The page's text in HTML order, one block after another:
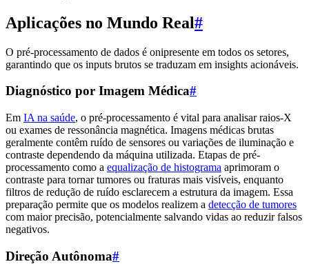
Aplicações no Mundo Real#
O pré-processamento de dados é onipresente em todos os setores,
garantindo que os inputs brutos se traduzam em insights acionáveis.
Diagnóstico por Imagem Médica#
Em IA na saúde, o pré-processamento é vital para analisar raios-X
ou exames de ressonância magnética. Imagens médicas brutas
geralmente contêm ruído de sensores ou variações de iluminação e
contraste dependendo da máquina utilizada. Etapas de pré-
processamento como a equalização de histograma aprimoram o
contraste para tornar tumores ou fraturas mais visíveis, enquanto
filtros de redução de ruído esclarecem a estrutura da imagem. Essa
preparação permite que os modelos realizem a detecção de tumores
com maior precisão, potencialmente salvando vidas ao reduzir falsos
negativos.
Direção Autônoma#